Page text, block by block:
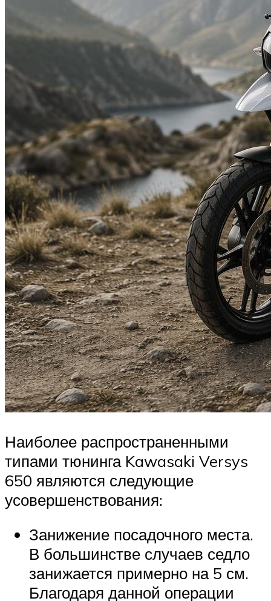
Наиболее распространенными
типами тюнинга Kawasaki Versys
650 являются следующие
усовершенствования:
Занижение посадочного места.
В большинстве случаев седло
занижается примерно на 5 см.
Благодаря данной операции